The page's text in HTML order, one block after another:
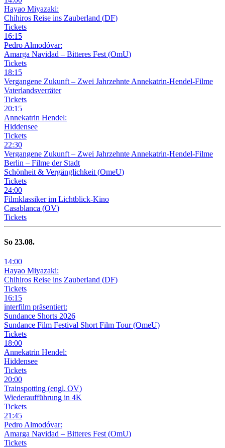
Hayao Miyazaki:
Chihiros Reise ins Zauberland (DF)
Tickets
16:15
Pedro Almodóvar:
Amarga Navidad – Bitteres Fest (OmU)
Tickets
18:15
Vergangene Zukunft – Zwei Jahrzehnte Annekatrin-Hendel-Filme
Vaterlandsverräter
Tickets
20:15
Annekatrin Hendel:
Hiddensee
Tickets
22:30
Vergangene Zukunft – Zwei Jahrzehnte Annekatrin-Hendel-Filme
Berlin – Filme der Stadt
Schönheit & Vergänglichkeit (OmeU)
Tickets
24:00
Filmklassiker im Lichtblick-Kino
Casablanca (OV)
Tickets
So 23.08.
14:00
Hayao Miyazaki:
Chihiros Reise ins Zauberland (DF)
Tickets
16:15
interfilm präsentiert:
Sundance Shorts 2026
Sundance Film Festival Short Film Tour(OmeU)
Tickets
18:00
Annekatrin Hendel:
Hiddensee
Tickets
20:00
Trainspotting (engl. OV)
Wiederaufführung in 4K
Tickets
21 :45
Pedro Almodóvar:
Amarga Navidad – Bitteres Fest (OmU)
Tickets